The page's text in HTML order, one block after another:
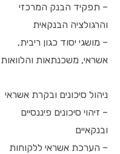
– תפקיד הבנק המרכזי
והרגולציה הבנקאית
– מושגי יסוד כגון ריבית,
אשראי, משכנתאות והלוואות
ניהול סיכונים ובקרת אשראי
– זיהוי סיכונים פיננסיים
ובנקאיים
– הערכת אשראי ללקוחות